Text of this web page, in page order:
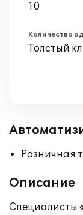
10
Количество
Толстый
Розничная
Описание
Специалисты